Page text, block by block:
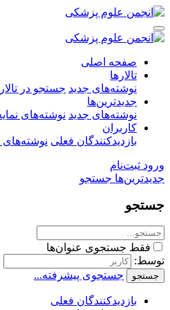
صفحه اصلی
تالارها
نوشته‌های جدید جستجو در
جدیدترین‌ها
نوشته‌های جدید نوشته‌های
کاربران
بازدیدکنندگان فعلی نوشته‌های
ورود ثبت‌نام
جدیدترین‌ها جستجو
جستجو
فقط جستجوی عنوان‌ها
توسط:
جستجو جستجوی پیشرفته...
بازدیدکنندگان فعلی